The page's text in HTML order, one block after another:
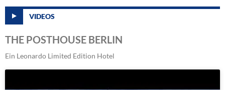
VIDEOS
THE POSTHOUSE BERLIN
Ein Leonardo Limited Edition Hotel